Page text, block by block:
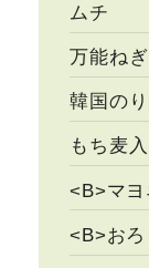
ムチ
万能ねぎ
韓国の
もち麦
<B>マ
<B>おろ